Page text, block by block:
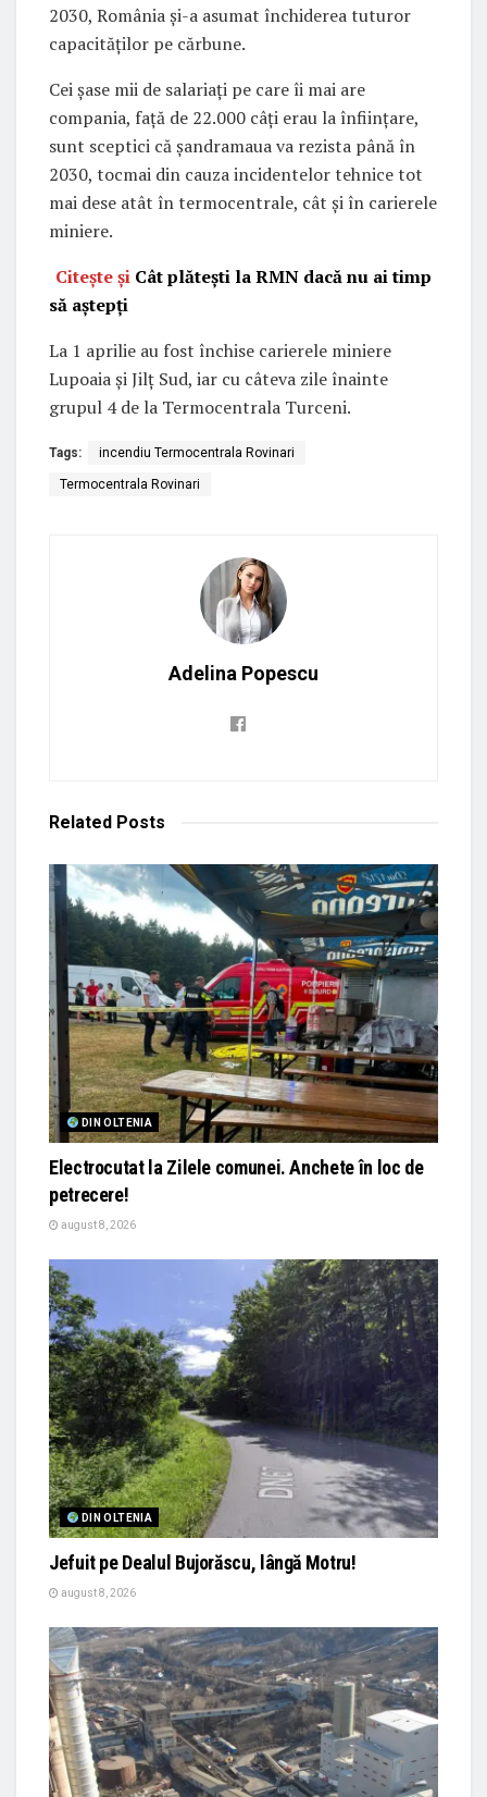
2030, România și-a asumat închiderea tuturor
capacităților pe cărbune.
Cei șase mii de salariați pe care îi mai are
compania, față de 22.000 câți erau la înființare,
sunt sceptici că șandramaua va rezista până în
2030, tocmai din cauza incidentelor tehnice tot
mai dese atât în termocentrale, cât și în carierele
miniere.
Citește și Cât plătești la RMN dacă nu ai timp
să aștepți
La 1 aprilie au fost închise carierele miniere
Lupoaia și Jilț Sud, iar cu câteva zile înainte
grupul 4 de la Termocentrala Turceni.
Tags: incendiu Termocentrala Rovinari
Termocentrala Rovinari
Adelina Popescu
Related Posts
DIN OLTENIA
Electrocutat la Zilele comunei. Anchete în loc de
petrecere!
august 8, 2026
DIN OLTENIA
Jefuit pe Dealul Bujorăscu, lângă Motru!
august 8, 2026